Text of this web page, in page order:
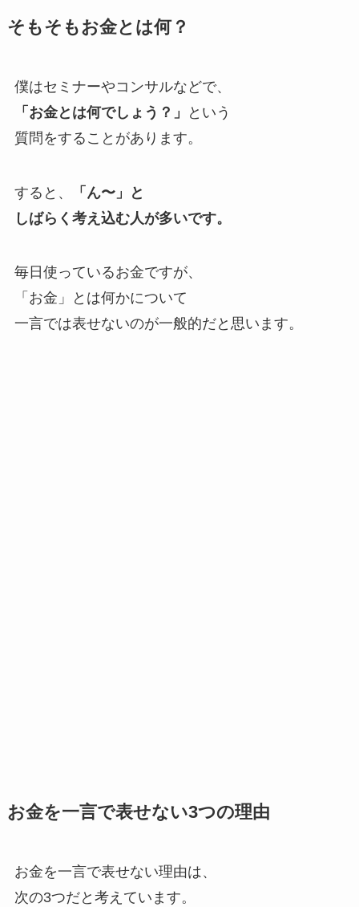
そもそもお金とは何？
僕はセミナーやコンサルなどで、
「お金とは何でしょう？」
という
質問をすることがあります。
すると、
「ん〜」と
しばらく考え込む人が多いです。
毎日使っているお金ですが、
「お金」とは何かについて
一言では表せないのが一般的だと思います。
お金を一言で表せない3つの理由
お金を一言で表せない理由は、
次の3つだと考えています。